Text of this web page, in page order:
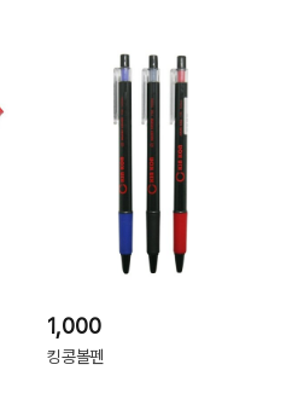
1,000
킹콩볼펜